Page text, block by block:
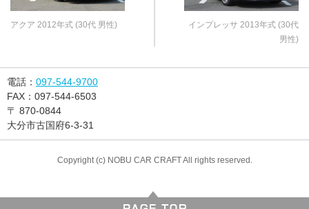
アクア 2012年式 (30代 男性)
インプレッサ 2013年式 (30代
男性)
電話： 097-544-9700
FAX： 097-544-6503
〒 870-0844
大分市古国府6-3-31
Copyright (c) NOBU CAR CRAFT All rights reserved.